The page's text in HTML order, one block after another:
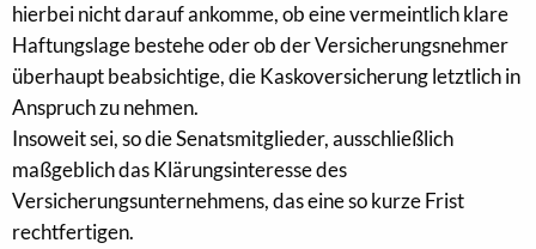
hierbei nicht darauf ankomme, ob eine vermeintlich klare
Haftungslage bestehe oder ob der Versicherungsnehmer
überhaupt beabsichtige, die Kaskoversicherung letztlich in
Anspruch zu nehmen.
Insoweit sei, so die Senatsmitglieder, ausschließlich
maßgeblich das Klärungsinteresse des
Versicherungsunternehmens, das eine so kurze Frist
rechtfertigen.